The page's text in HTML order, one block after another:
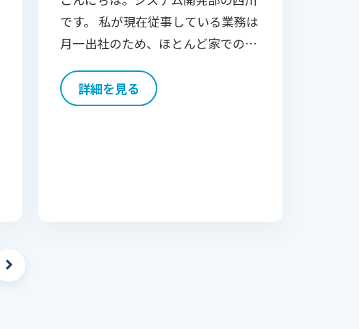
です。 私が現在従事している業務は
月一出社のため、ほとんど家でのテ
運動不足解消や気分転換をどう行う
かは心身の健康維持に非常に重要で
詳細を見る